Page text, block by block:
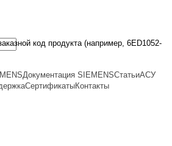
код продукта (например, 6ED1052-
Документация SIEMENSСтатьиАСУ
СертификатыКонтакты